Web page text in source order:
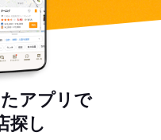
アプリで
探し